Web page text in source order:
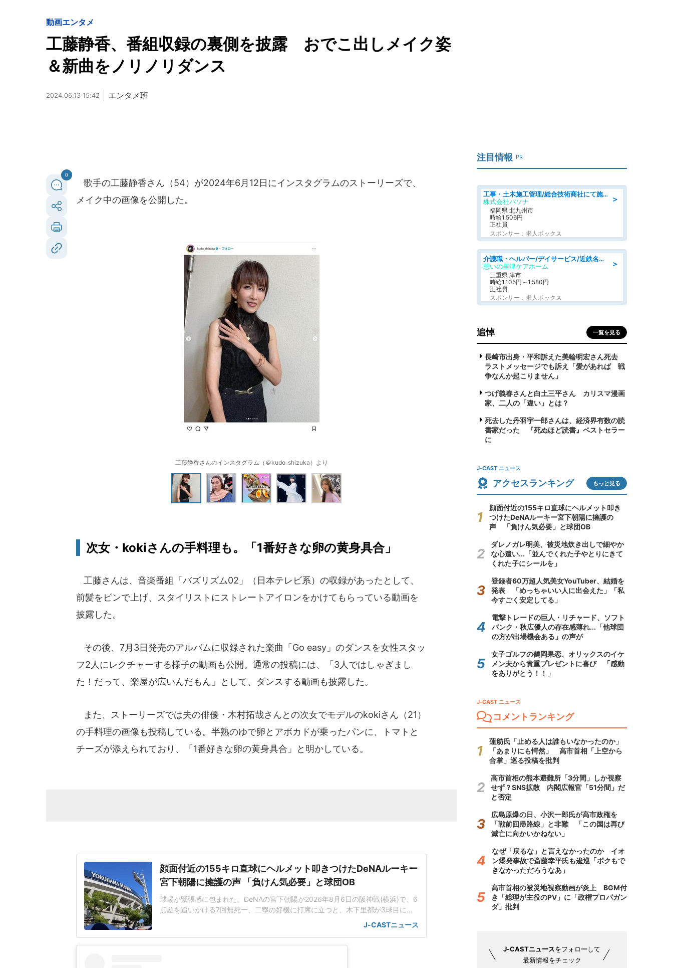
動画エンタメ
工藤静香、番組収録の裏側を披露 おでこ出しメイク姿
＆新曲をノリノリダンス
2024.06.13 15:42 エンタメ班
0
歌手の工藤静香さん（54）が2024年6月12日にインスタグラムのストーリーズで、
メイク中の画像を公開した。
工藤静香さんのインスタグラム（＠kudo_shizuka）より
次女・kokiさんの手料理も。「1番好きな卵の黄身具合」
工藤さんは、音楽番組「バズリズム02」（日本テレビ系）の収録があったとして、
前髪をピンで上げ、スタイリストにストレートアイロンをかけてもらっている動画を
披露した。
その後、7月3日発売のアルバムに収録された楽曲「Go easy」のダンスを女性スタッ
フ2人にレクチャーする様子の動画も公開。通常の投稿には、「3人ではしゃぎまし
た！だって、楽屋が広いんだもん」として、ダンスする動画も披露した。
また、ストーリーズでは夫の俳優・木村拓哉さんとの次女でモデルのkokiさん（21）
の手料理の画像も投稿している。半熟のゆで卵とアボカドが乗ったパンに、トマトと
チーズが添えられており、「1番好きな卵の黄身具合」と明かしている。
顔面付近の155キロ直球にヘルメット叩きつけたDeNAルーキー
宮下朝陽に擁護の声 「負けん気必要」と球団OB
球場が緊張感に包まれた。DeNAの宮下朝陽が2026年8月6日の阪神戦(横浜)で、6
点差を追いかける7回無死一、二塁の好機に打席に立つと、木下里都が3球目に投
じた155キロ直球が顔面付近へ。もんどり打ってよけた宮下は怒りの表情を見せて
ヘルメットを叩きつけた。「熱くなってしまった部分があったのでしょう」前日5
J-CASTニュース
注目情報 PR
＞
工事・土木施工管理/総合技術商社にて施工管理のお仕事/即日勤務可/車通勤可/工事・土木施工管理/生産・品質管理
株式会社パソナ
福岡県 北九州市
時給1,506円
正社員
スポンサー：求人ボックス
＞
介護職・ヘルパー/デイサービス/近鉄名古屋線 高田本山/津市/三重県
憩いの里津ケアホーム
三重県 津市
時給1,105円～1,580円
正社員
スポンサー：求人ボックス
追悼 一覧を見る
長崎市出身・平和訴えた美輪明宏さん死去
ラストメッセージでも訴え「愛があれば 戦
争なんか起こりません」
つげ義春さんと白土三平さん カリスマ漫画
家、二人の「違い」とは？
死去した丹羽宇一郎さんは、経済界有数の読
書家だった 『死ぬほど読書』ベストセラー
に
J-CAST ニュース
アクセスランキング もっと見る
顔面付近の155キロ直球にヘルメット叩き
つけたDeNAルーキー宮下朝陽に擁護の
声 「負けん気必要」と球団OB
ダレノガレ明美、被災地炊き出しで細やか
な心遣い...「並んでくれた子やとりにきて
くれた子にシールを」
登録者60万超人気美女YouTuber、結婚を
発表 「めっちゃいい人に出会えた」「私
今すごく安定してる」
電撃トレードの巨人・リチャード、ソフト
バンク・秋広優人の存在感薄れ...「他球団
の方が出場機会ある」の声が
女子ゴルフの鶴岡果恋、オリックスのイケ
メン夫から貴重プレゼントに喜び 「感動
をありがとう！！」
J-CAST ニュース
コメントランキング
蓮舫氏「止める人は誰もいなかったのか」
「あまりにも愕然」 高市首相「上空から
合掌」巡る投稿を批判
高市首相の熊本避難所「3分間」しか視察
せず？SNS拡散 内閣広報官「51分間」だ
と否定
広島原爆の日、小沢一郎氏が高市政権を
「戦前回帰路線」と非難 「この国は再び
滅亡に向かいかねない」
なぜ「戻るな」と言えなかったのか イオ
ン爆発事故で斎藤幸平氏も逡巡「ボクもで
きなかっただろうなあ」
高市首相の被災地視察動画が炎上 BGM付
き「総理が主役のPV」に「政権プロパガン
ダ」批判
J-CASTニュースをフォローして
最新情報をチェック